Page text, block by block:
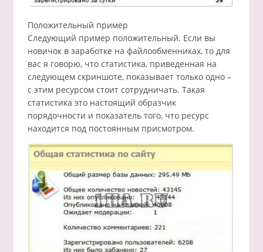
Положительный пример
Следующий пример положительный. Если вы
новичок в заработке на файлообменниках, то для
вас я говорю, что статистика, приведенная на
следующем скриншоте, показывает только одно –
с этим ресурсом стоит сотрудничать. Такая
статистика это настоящий образчик
порядочности и показатель того, что ресурс
находится под постоянным присмотром.